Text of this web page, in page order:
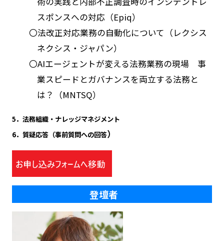
スポンスへの対応（Epiq）
〇法改正対応業務の自動化について（レクシス
ネクシス・ジャパン）
〇AIエージェントが変える法務業務の現場 事
業スピードとガバナンスを両立する法務と
は？（MNTSQ）
5．法務組織・ナレッジマネジメント
6．質疑応答（事前質問への回答）
登壇者